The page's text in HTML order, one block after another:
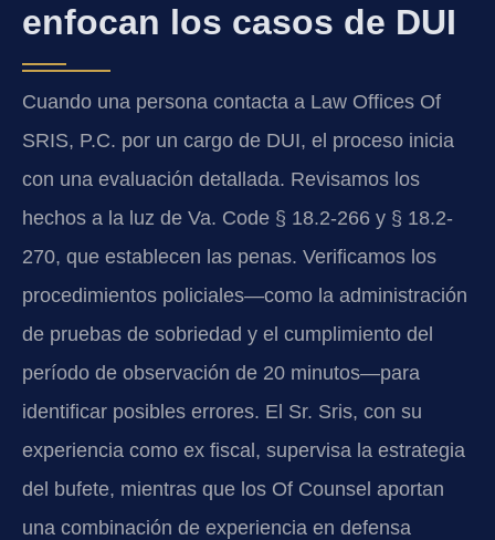
enfocan los casos de DUI
Cuando una persona contacta a Law Offices Of
SRIS, P.C. por un cargo de DUI, el proceso inicia
con una evaluación detallada. Revisamos los
hechos a la luz de Va. Code § 18.2-266 y § 18.2-
270, que establecen las penas. Verificamos los
procedimientos policiales—como la administración
de pruebas de sobriedad y el cumplimiento del
período de observación de 20 minutos—para
identificar posibles errores. El Sr. Sris, con su
experiencia como ex fiscal, supervisa la estrategia
del bufete, mientras que los Of Counsel aportan
una combinación de experiencia en defensa